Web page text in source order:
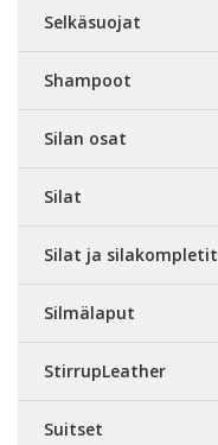
Selkäsuojat
Shampoot
Silan osat
Silat
Silat ja silakompletit
Silmälaput
StirrupLeather
Suitset